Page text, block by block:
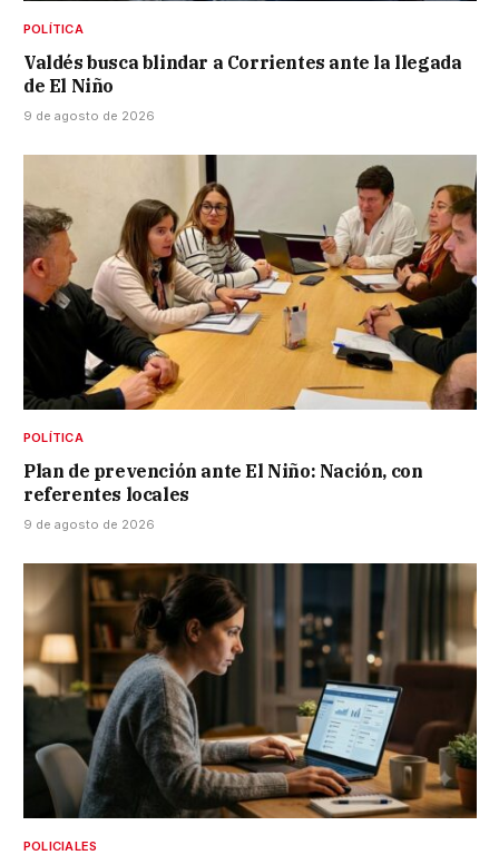
POLÍTICA
Valdés busca blindar a Corrientes ante la llegada
de El Niño
9 de agosto de 2026
POLÍTICA
Plan de prevención ante El Niño: Nación, con
referentes locales
9 de agosto de 2026
POLICIALES